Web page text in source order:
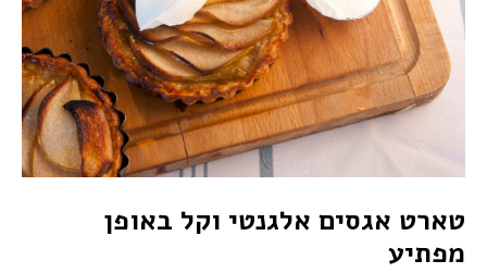
טארט אגסים אלגנטי וקל באופן
מפתיע